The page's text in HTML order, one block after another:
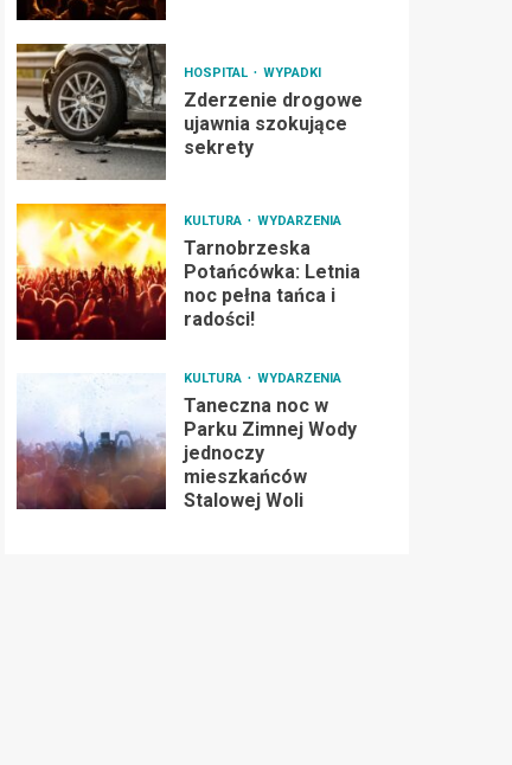
HOSPITAL WYPADKI
Zderzenie drogowe
ujawnia szokujące
sekrety
KULTURA WYDARZENIA
Tarnobrzeska
Potańcówka: Letnia
noc pełna tańca i
radości!
KULTURA WYDARZENIA
Taneczna noc w
Parku Zimnej Wody
jednoczy
mieszkańców
Stalowej Woli